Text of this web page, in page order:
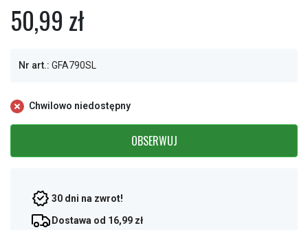
50,99 zł
Nr art.: GFA790SL
Chwilowo niedostępny
OBSERWUJ
30 dni na zwrot!
Dostawa od 16,99 zł